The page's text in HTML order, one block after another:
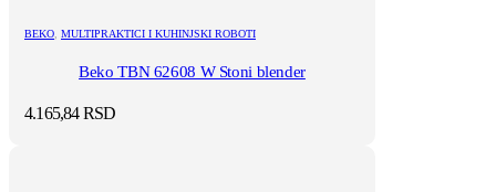
BEKO, MULTIPRAKTICI I KUHINJSKI ROBOTI
Beko TBN 62608 W Stoni blender
4.165,84RSD